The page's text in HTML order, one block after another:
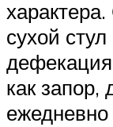
сухой
как запор,